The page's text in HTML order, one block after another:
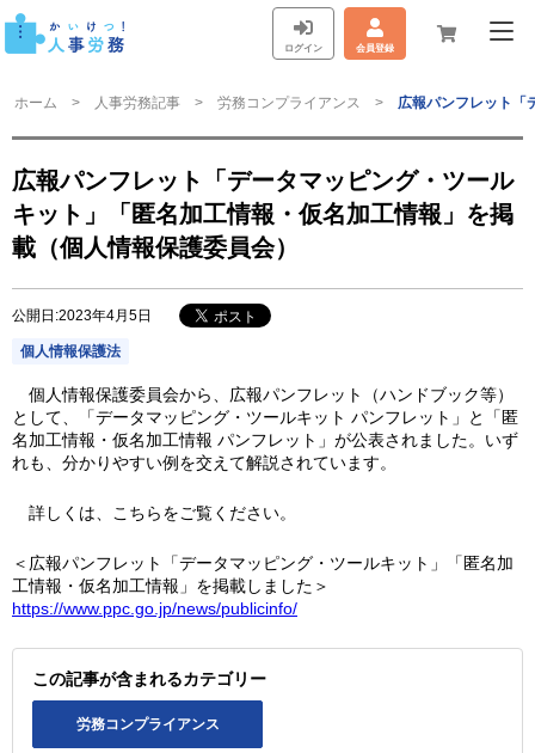
ログイン 会員登録
ホーム 人事労務記事 労務コンプライアンス 広報パンフレット「
広報パンフレット「データマッピング・ツール
キット」「匿名加工情報・仮名加工情報」を掲
載（個人情報保護委員会）
公開日:2023年4月5日
個人情報保護法
個人情報保護委員会から、広報パンフレット（ハンドブック等）
として、「データマッピング・ツールキット パンフレット」と「匿
名加工情報・仮名加工情報 パンフレット」が公表されました。いず
れも、分かりやすい例を交えて解説されています。
詳しくは、こちらをご覧ください。
＜広報パンフレット「データマッピング・ツールキット」「匿名加
工情報・仮名加工情報」を掲載しました＞
https://www.ppc.go.jp/news/publicinfo/
この記事が含まれるカテゴリー
労務コンプライアンス